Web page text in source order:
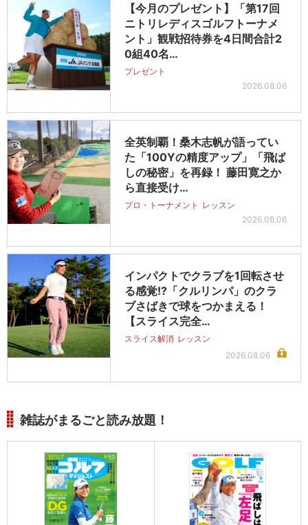
【今月のプレゼント】「第17回
ニトリレディスゴルフトーナメ
ント」観戦招待券を4日間合計2
0組40名…
プレゼント
2026.08.06
全英制覇！桑木志帆が語ってい
た「100Yの精度アップ」「飛ば
しの秘密」を再録！ 藤田寛之か
ら直接受け…
プロ・トーナメント レッスン
2026.08.06
インパクトでクラブを1回転させ
る感覚!?「クルリンパ」のクラ
ブさばきで球をつかまえる！
【スライス完全…
スライス解消 レッスン
2026.08.06
雑誌がまるごと読み放題！